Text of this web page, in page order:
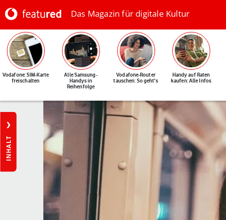
Das Magazin für digitale Kultur
Vodafone: SIM-Karte
freischalten
Alle Samsung-
Handys in
Reihenfolge
Vodafone-Router
tauschen: So geht's
Handy auf Raten
kaufen: Alle Infos
INHALT